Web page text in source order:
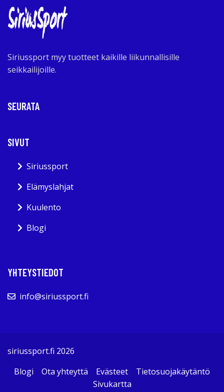
Siriussport myy tuotteet kaikille liikunnallisille
seikkailijoille.
SEURATA
SIVUT
Siriussport
Elämyslahjat
Kuulento
Blogi
YHTEYSTIEDOT
info@siriussport.fi
siriussport.fi 2026
Blogi
Ota yhteyttä Evästeet
Tietosuojakäytäntö
Sivukartta